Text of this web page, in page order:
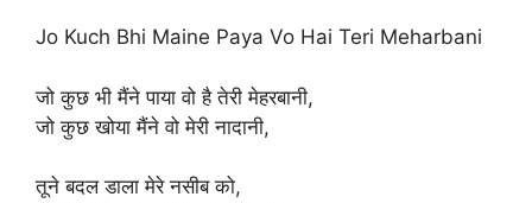
Jo Kuch Bhi Maine Paya Vo Hai Teri Meharbani
जो कुछ भी मैंने पाया वो है तेरी मेहरबानी,
जो कुछ खोया मैंने वो मेरी नादानी,
तूने बदल डाला मेरे नसीब को,